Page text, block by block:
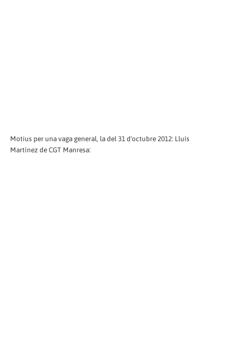
Motius per una vaga general, la del 31 d'octubre 2012: Lluís
Martínez de CGT Manresa: